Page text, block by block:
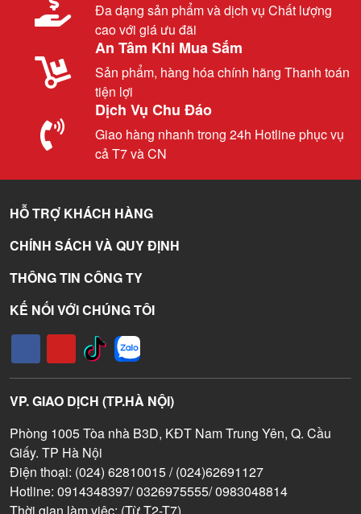
Đa dạng sản phẩm và dịch vụ Chất lượng
cao với giá ưu đãi
An Tâm Khi Mua Sắm
Sản phẩm, hàng hóa chính hãng Thanh toán
tiện lợi
Dịch Vụ Chu Đáo
Giao hàng nhanh trong 24h Hotline phục vụ
cả T7 và CN
HỖ TRỢ KHÁCH HÀNG
CHÍNH SÁCH VÀ QUY ĐỊNH
THÔNG TIN CÔNG TY
KẾ NỐI VỚI CHÚNG TÔI
VP. GIAO DỊCH (TP.HÀ NỘI)
Phòng 1005 Tòa nhà B3D, KĐT Nam Trung Yên, Q. Cầu
Giấy. TP Hà Nội
Điện thoại: (024) 62810015 / (024)62691127
Hotline: 0914348397/ 0326975555/ 0983048814